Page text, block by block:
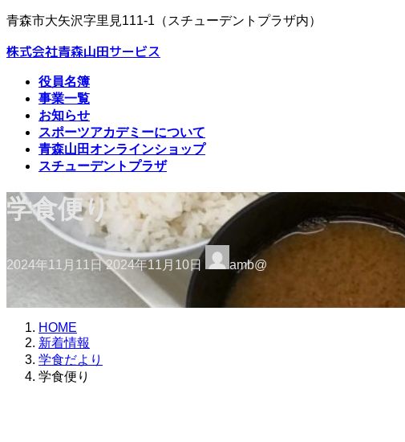
コ
テ
ナ
ゲ
青森市大矢沢字里見111-1（スチューデントプラザ内）
株式会社青森山田サービス
役員名簿
事業一覧
お知らせ
スポーツアカデミーについて
青森山田オンラインショップ
スチューデントプラザ
学食便り
2024年11月11日
最
終
2024年11月10日 amb@
HOME
新着情報
学食だより
学食便り